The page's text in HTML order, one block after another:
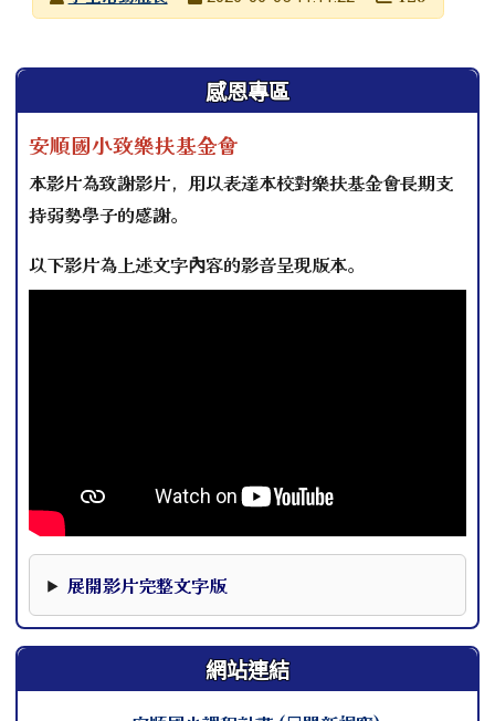
左邊區域內容 感恩專區
安順國小致樂扶基金會
本影片為致謝影片，用以表達本校對樂扶基金會長期支
持弱勢學子的感謝。
以下影片為上述文字內容的影音呈現版本。
展開影片完整文字版
網站連結